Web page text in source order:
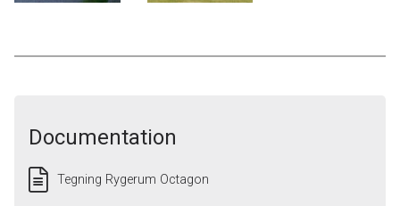
Documentation
Tegning Rygerum Octagon